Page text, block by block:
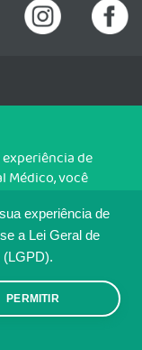
experiência de
a Lei Geral de
(LGPD).
PERMITIR
- CEP: 70200-760 -
DE
de
Médico, você
é feito, acesse
em ACEITO.